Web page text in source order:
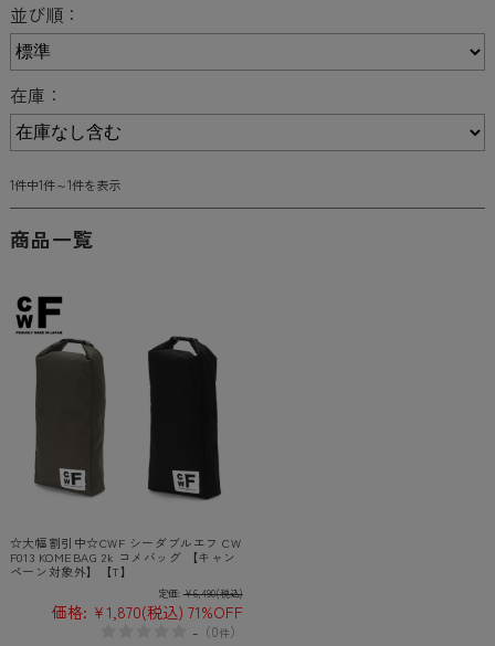
並び順：
在庫：
1件中1件～1件を表示
商品一覧
☆大幅割引中☆CWF シーダブルエフ CW
F013 KOMEBAG 2k コメバッグ 【キャン
ペーン対象外】【T】
定価: ¥6,490(税込)
価格: ¥1,870(税込) 71%OFF
-（0件）